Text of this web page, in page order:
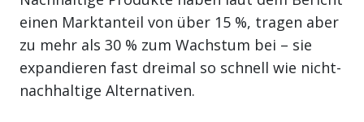
einen Marktanteil von über 15 %, tragen aber
zu mehr als 30 % zum Wachstum bei – sie
expandieren fast dreimal so schnell wie nicht-
nachhaltige Alternativen.